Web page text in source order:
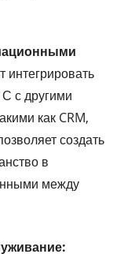
интегрировать
с другими
как CRM,
создать
в
между